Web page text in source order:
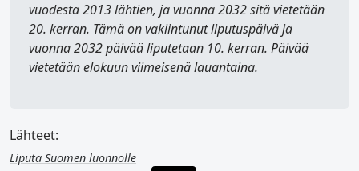
vuodesta 2013 lähtien, ja vuonna 2032 sitä vietetään
20. kerran. Tämä on vakiintunut liputuspäivä ja
vuonna 2032 päivää liputetaan 10. kerran. Päivää
vietetään elokuun viimeisenä lauantaina.
Lähteet:
Liputa Suomen luonnolle